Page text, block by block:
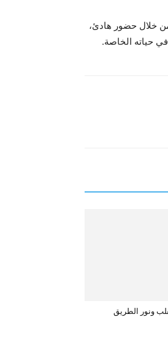
خلال حضور هادئ،
في حياته الخاصة.
ونور الطريق